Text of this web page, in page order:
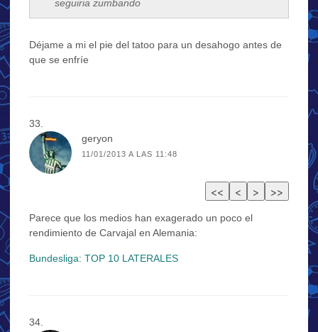
seguiria zumbando
Déjame a mi el pie del tatoo para un desahogo antes de
que se enfríe
geryon
11/01/2013 A LAS 11:48
Parece que los medios han exagerado un poco el
rendimiento de Carvajal en Alemania:
Bundesliga: TOP 10 LATERALES